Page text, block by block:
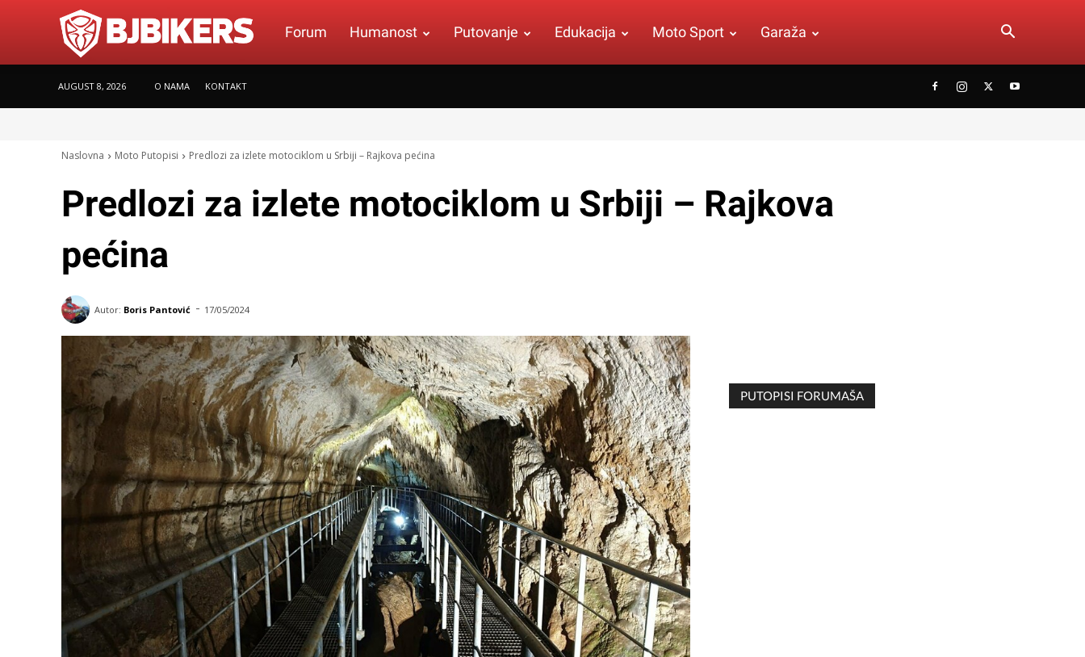
BJBikers.com
Forum Humanost Putovanje Edukacija Moto Sport Garaža
AUGUST 8, 2026 O NAMA KONTAKT
Naslovna Moto Putopisi Predlozi za izlete motociklom u Srbiji – Rajkova pećina
Predlozi za izlete motociklom u Srbiji – Rajkova
pećina
Autor: Boris Pantović - 17/05/2024
PUTOPISI FORUMAŠA